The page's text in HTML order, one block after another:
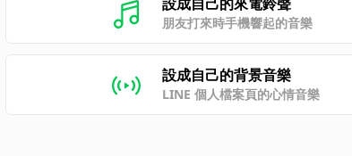
朋友打來時手機響起的音樂
設成自己的背景音樂
LINE 個人檔案頁的心情音樂